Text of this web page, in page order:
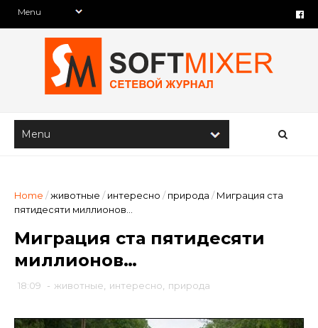
Home /животные / интересно / природа / Миграция ста
пятидесяти миллионов…
Миграция ста пятидесяти
миллионов…
18:09 - животные интересно природа